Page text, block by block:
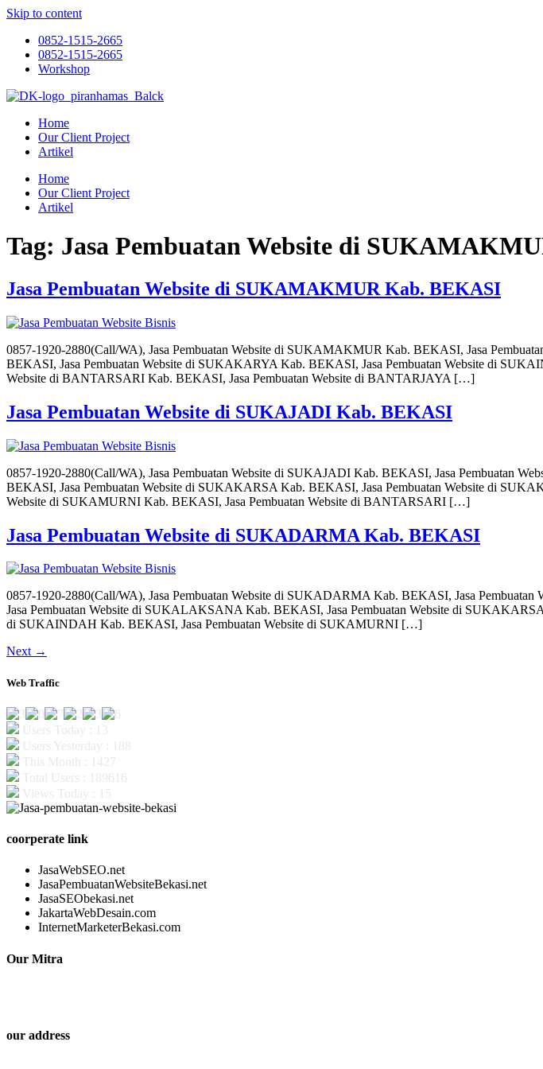
Skip to content
0852-1515-2665
0852-1515-2665
Workshop
Home
Our Client Project
Artikel
Home
Our Client Project
Artikel
Tag: Jasa Pembuatan Website di
Jasa Pembuatan Website di SUKAMAKMUR Kab. BEKASI
0857-1920-2880(Call/WA), Jasa Pembuatan Website di SUKAMAKMUR Kab. BEKASI, Jasa
BEKASI, Jasa Pembuatan Website di SUKAKARYA Kab. BEKASI, Jasa Pembuatan Website di
Website di BANTARSARI Kab. BEKASI, Jasa Pembuatan Website di BANTARJAYA […]
Jasa Pembuatan Website di SUKAJADI Kab. BEKASI
0857-1920-2880(Call/WA), Jasa Pembuatan Website di SUKAJADI Kab. BEKASI, Jasa Pembuatan
BEKASI, Jasa Pembuatan Website di SUKAKARSA Kab. BEKASI, Jasa Pembuatan Website di
Website di SUKAMURNI Kab. BEKASI, Jasa Pembuatan Website di BANTARSARI […]
Jasa Pembuatan Website di SUKADARMA Kab. BEKASI
0857-1920-2880(Call/WA), Jasa Pembuatan Website di SUKADARMA Kab. BEKASI, Jasa
Jasa Pembuatan Website di SUKALAKSANA Kab. BEKASI, Jasa Pembuatan Website di
di SUKAINDAH Kab. BEKASI, Jasa Pembuatan Website di SUKAMURNI […]
Next →
Web Traffic
coorperate link
JasaWebSEO.net
JasaPembuatanWebsiteBekasi.net
JasaSEObekasi.net
JakartaWebDesain.com
InternetMarketerBekasi.com
Our Mitra
our address